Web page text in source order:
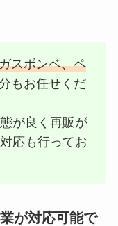
スボンベ、ペ
もお任せくだ
が良く再販が
応も行ってお
が対応可能で